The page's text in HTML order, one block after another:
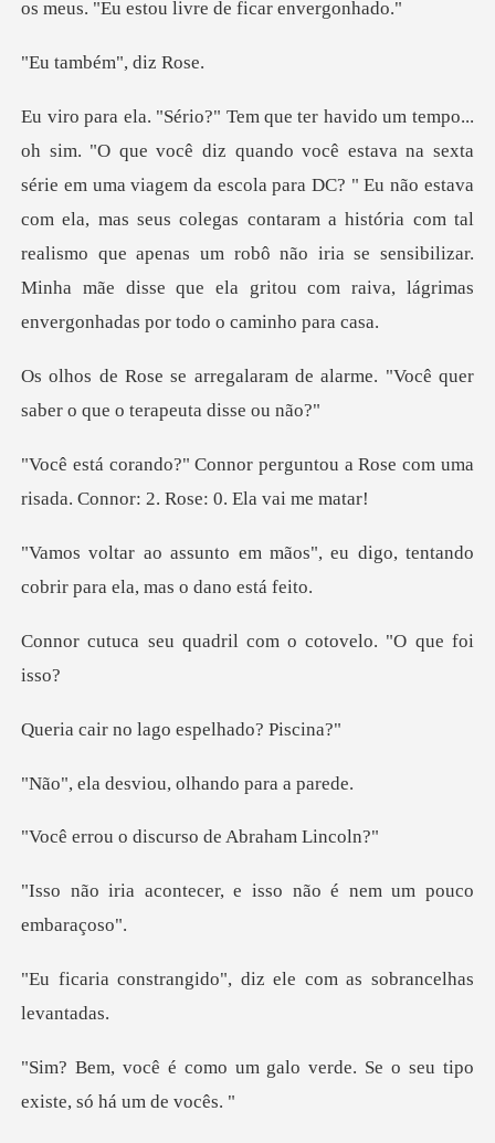
bém", d
viagem da escola para DC? " Eu não estava
com ela, mas seus colegas contaram a história com tal
realismo que apenas um ro
de alarme. "Você quer
saber o
ntou a Rose com uma
risada. Conno
s", eu digo, tentando
cobrir pa
uadril com o cotove
o lago espelh
viou, olhando
discurso de Ab
cer, e isso não é nem
do", diz ele com as so
alo verde. Se o seu tipo
ex